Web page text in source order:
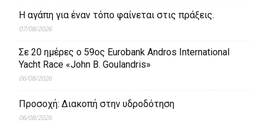
Η αγάπη για έναν τόπο φαίνεται στις πράξεις.
07/08/2026
Σε 20 ημέρες ο 59ος Eurobank Andros International
Yacht Race «John B. Goulandris»
06/08/2026
Προσοχή: Διακοπή στην υδροδότηση
06/08/2026